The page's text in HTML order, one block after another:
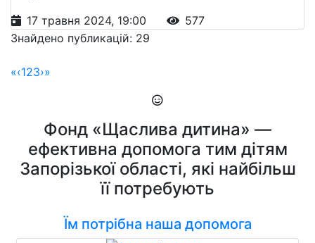
17 травня 2024, 19:00
577
Знайдено публикацій: 29
«‹123›»
Фонд «Щаслива дитина» —
ефективна допомога тим дітям
Запорізької області, які найбільш
її потребують
Їм потрібна наша допомога